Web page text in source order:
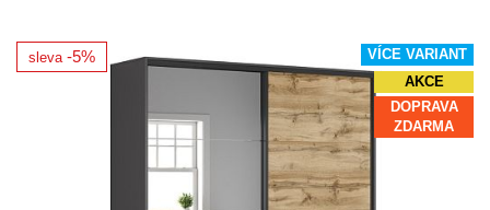
VÍCE VARIANT
AKCE
DOPRAVA
ZDARMA
sleva -5%